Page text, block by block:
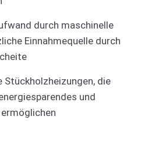
durch maschinelle
Einnahmequelle durch
die
und